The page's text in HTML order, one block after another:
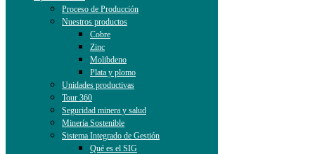
Proceso de Producción
Nuestros productos
Cobre
Zinc
Molibdeno
Plata y plomo
Unidades productivas
Tour 360
Seguridad minera y salud
Minería Sostenible
Sistema Integrado de Gestión
Qué es el SIG